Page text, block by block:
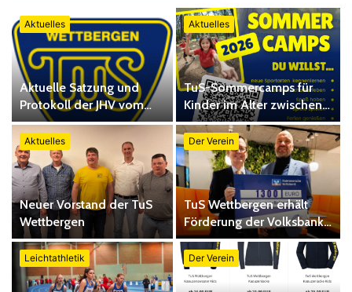
Aktuelles
Aktuelle Satzung und
Protokoll der JHV vom
22.04.2026
Aktuelles
TuS-Sommercamps für
Kinder im Alter zwischen
6 und 12 Jahren
Aktuelles
Neuer Vorstand der TuS
Wettbergen
Der Verein
TuS Wettbergen erhält
Förderung der Volksbank
– neue Tore für den
Verein
Leichtathletik Der Verein